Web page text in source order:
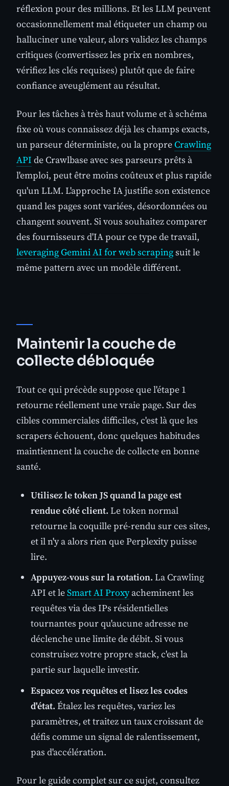
réflexion pour des millions. Et les LLM peuvent
occasionnellement mal étiqueter un champ ou
halluciner une valeur, alors validez les champs
critiques (convertissez les prix en nombres,
vérifiez les clés requises) plutôt que de faire
confiance aveuglément au résultat.
Pour les tâches à très haut volume et à schéma
fixe où vous connaissez déjà les champs exacts,
un parseur déterministe, ou la propreCrawling
API de Crawlbase avec ses parseurs prêts à
l'emploi, peut être moins coûteux et plus rapide
qu'un LLM. L'approche IA justifie son existence
quand les pages sont variées, désordonnées ou
changent souvent. Si vous souhaitez comparer
des fournisseurs d'IA pour ce type de travail,
leveraging Gemini AI for web scrapingsuit le
même pattern avec un modèle différent.
Maintenir la couche de
collecte débloquée
Tout ce qui précède suppose que l'étape 1
retourne réellement une vraie page. Sur des
cibles commerciales difficiles, c'est là que les
scrapers échouent, donc quelques habitudes
maintiennent la couche de collecte en bonne
santé.
Utilisez le token JS quand la page est
rendue côté client. Le token normal
retourne la coquille pré-rendu sur ces sites,
et il n'y a alors rien que Perplexity puisse
lire.
Appuyez-vous sur la rotation. La Crawling
API et leSmart AI Proxyacheminent les
requêtes via des IPs résidentielles
tournantes pour qu'aucune adresse ne
déclenche une limite de débit. Si vous
construisez votre propre stack, c'est la
partie sur laquelle investir.
Espacez vos requêtes et lisez les codes
d'état. Étalez les requêtes, variez les
paramètres, et traitez un taux croissant de
défis comme un signal de ralentissement,
pas d'accélération.
Pour le guide complet sur ce sujet, consultez